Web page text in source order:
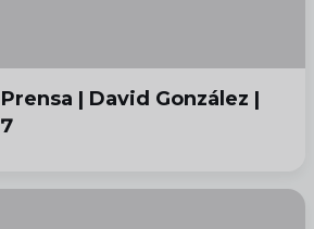
| David González |